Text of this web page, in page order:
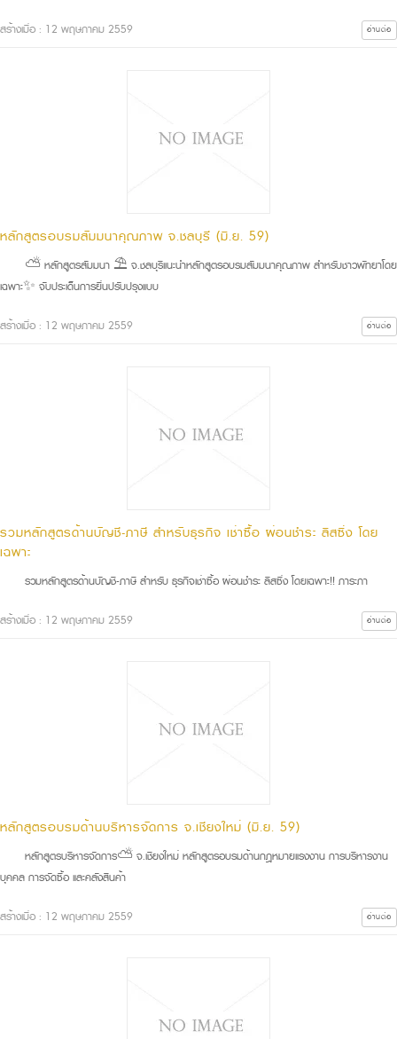
สร้างเมื่อ : 12 พฤษภาคม 2559 อ่านต่อ
หลักสูตรอบรมสัมมนาคุณภาพ จ.ชลบุรี (มิ.ย. 59)
⛅ หลักสูตรสัมมนา ⛱ จ.ชลบุรีแนะนำหลักสูตรอบรมสัมมนาคุณภาพ สำหรับชาวพัทยาโดย
เฉพาะ✨ จับประเด็นการยื่นปรับปรุงแบบ
สร้างเมื่อ : 12 พฤษภาคม 2559 อ่านต่อ
รวมหลักสูตรด้านบัญชี-ภาษี สำหรับธุรกิจ เช่าซื้อ ผ่อนชำระ ลิสซิ่ง โดย
เฉพาะ
รวมหลักสูตรด้านบัญชี-ภาษี สำหรับ ธุรกิจเช่าซื้อ ผ่อนชำระ ลิสซิ่ง โดยเฉพาะ!! ภาระภา
สร้างเมื่อ : 12 พฤษภาคม 2559 อ่านต่อ
หลักสูตรอบรมด้านบริหารจัดการ จ.เชียงใหม่ (มิ.ย. 59)
หลักสูตรบริหารจัดการ⛅ จ.เชียงใหม่ หลักสูตรอบรมด้านกฎหมายแรงงาน การบริหารงาน
บุคคล การจัดซื้อ และคลังสินค้า
สร้างเมื่อ : 12 พฤษภาคม 2559 อ่านต่อ